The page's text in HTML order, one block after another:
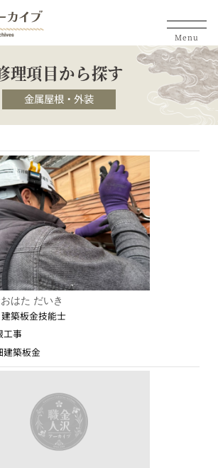
Menu
理項目から探す
金属屋根・外装
はた だいき
建築板金技能士
工事
建築板金